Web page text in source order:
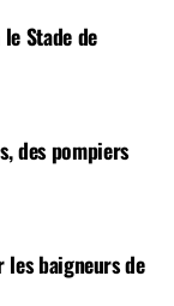
Stade de
des pompiers
les baigneurs de